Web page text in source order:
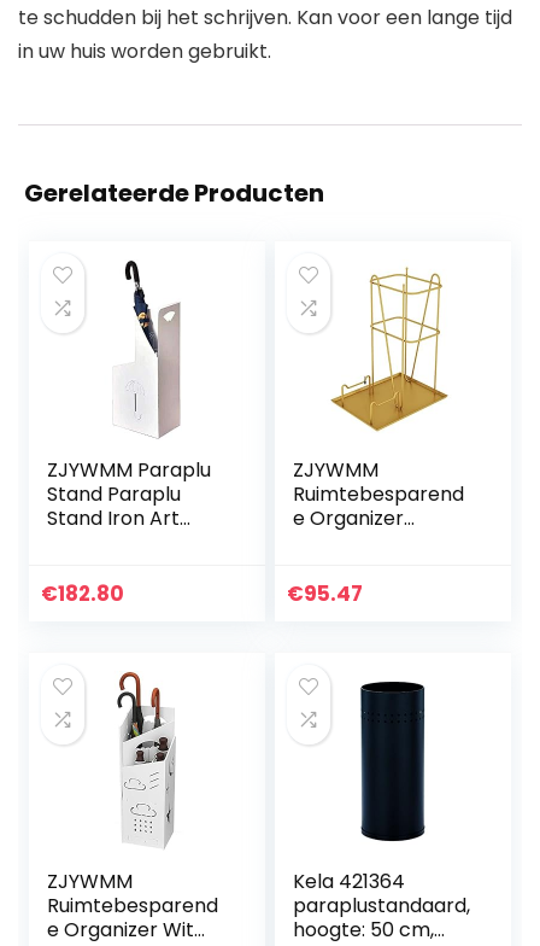
te schudden bij het schrijven. Kan voor een lange tijd
in uw huis worden gebruikt.
Gerelateerde Producten
ZJYWMM Paraplu
Stand Paraplu
Stand Iron Art
Regenhoes,
€182.80
ZJYWMM
Ruimtebesparend
e Organizer
riethouders,
Stand Rack, 44cm
hoge gouden
paraplu emmer
€95.47
ZJYWMM
Ruimtebesparend
e Organizer Wit
Kela 421364
paraplustandaard,
hoogte: 50 cm,